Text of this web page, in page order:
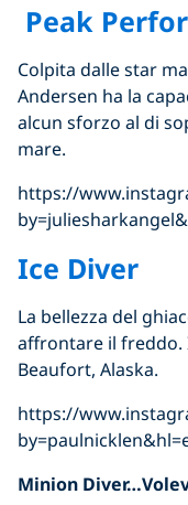
Peak
Colpita dalle star
Andersen ha la
alcun sforzo al di
mare.
https://
Ice Diver
La bellezza del
affrontare il freddo.
Beaufort, Alaska.
https://
Minion